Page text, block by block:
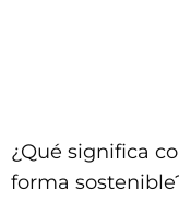
¿Qué significa
forma